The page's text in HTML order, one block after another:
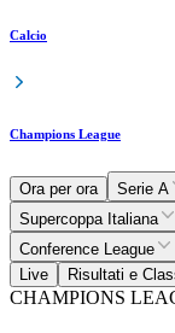
Calcio
Champions League
Ora per ora Serie A
Supercoppa Italiana
Conference League
Live
Risultati e
CHAMPIONS